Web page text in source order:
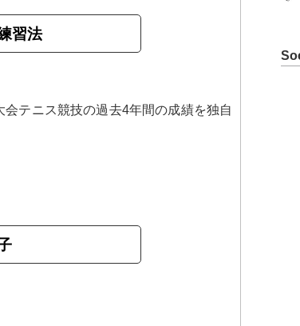
習法
テニス競技の過去4年間の成績を独自